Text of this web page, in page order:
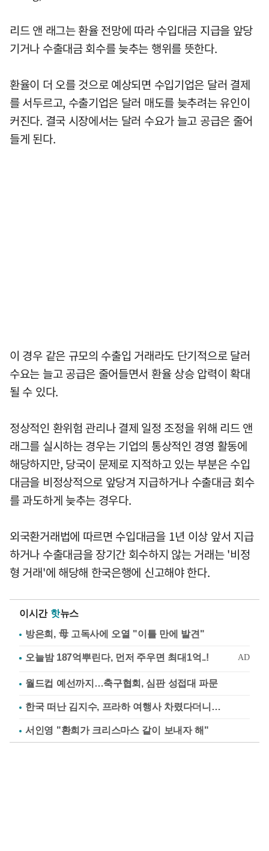
리드 앤 래그는 환율 전망에 따라 수입대금 지급을 앞당
기거나 수출대금 회수를 늦추는 행위를 뜻한다.
환율이 더 오를 것으로 예상되면 수입기업은 달러 결제
를 서두르고, 수출기업은 달러 매도를 늦추려는 유인이
커진다. 결국 시장에서는 달러 수요가 늘고 공급은 줄어
들게 된다.
이 경우 같은 규모의 수출입 거래라도 단기적으로 달러
수요는 늘고 공급은 줄어들면서 환율 상승 압력이 확대
될 수 있다.
정상적인 환위험 관리나 결제 일정 조정을 위해 리드 앤
래그를 실시하는 경우는 기업의 통상적인 경영 활동에
해당하지만, 당국이 문제로 지적하고 있는 부분은 수입
대금을 비정상적으로 앞당겨 지급하거나 수출대금 회수
를 과도하게 늦추는 경우다.
외국환거래법에 따르면 수입대금을 1년 이상 앞서 지급
하거나 수출대금을 장기간 회수하지 않는 거래는 '비정
형 거래'에 해당해 한국은행에 신고해야 한다.
이시간 핫뉴스
방은희, 母 고독사에 오열 "이틀 만에 발견"
월드컵 예선까지…축구협회, 심판 성접대 파문
한국 떠난 김지수, 프라하 여행사 차렸다더니…
서인영 "환희가 크리스마스 같이 보내자 해"